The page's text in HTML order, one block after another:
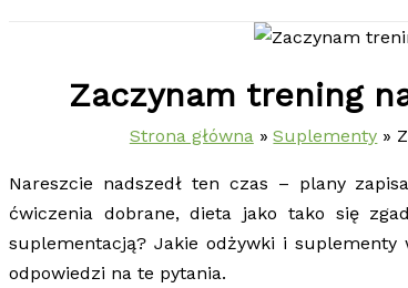
Zaczynam trening
Strona główna Suplementy
Nareszcie nadszedł ten czas – plany
ćwiczenia dobrane, dieta jako tako się
suplementacją? Jakie odżywki i suplementy
odpowiedzi na te pytania.